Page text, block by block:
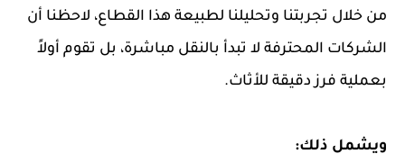
من خلال تجربتنا وتحليلنا لطبيعة هذا القطاع، لاحظنا أن
الشركات المحترفة لا تبدأ بالنقل مباشرة، بل تقوم أولاً
بعملية فرز دقيقة للأثاث.
ويشمل ذلك: